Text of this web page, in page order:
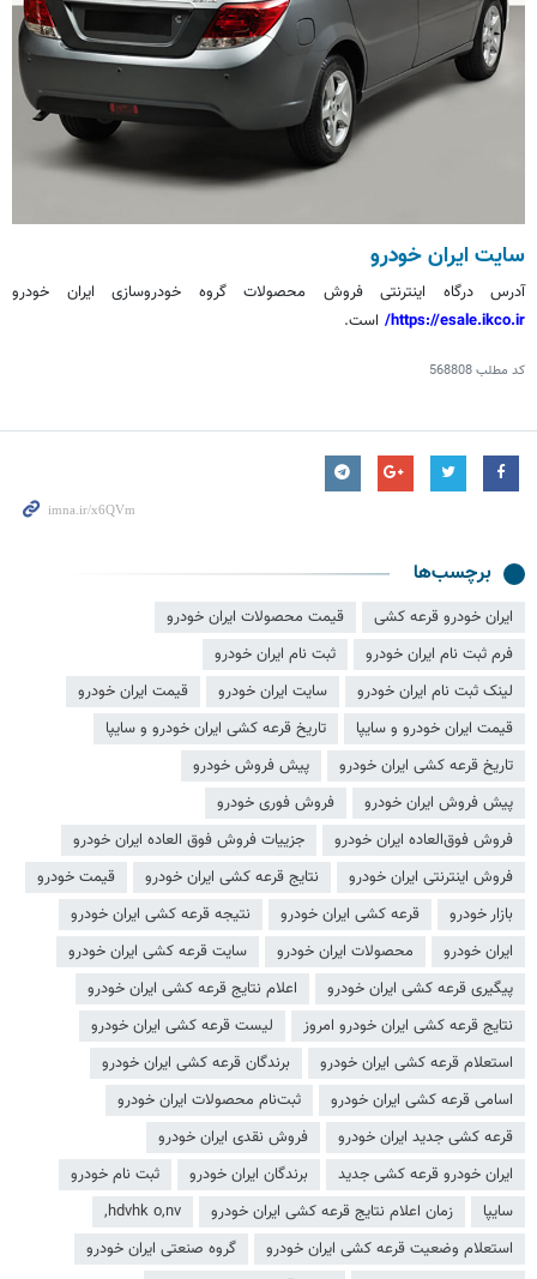
سایت ایران خودرو
آدرس درگاه اینترنتی فروش محصولات گروه خودروسازی ایران خودرو
https://esale.ikco.ir/ است.
کد مطلب568808
برچسب‌ها
ایران خودرو قرعه کشی
قیمت محصولات ایران خودرو
فرم ثبت نام ایران خودرو
ثبت نام ایران خودرو
لینک ثبت نام ایران خودرو
سایت ایران خودرو
قیمت ایران خودرو
قیمت ایران خودرو و سایپا
تاریخ قرعه کشی ایران خودرو و سایپا
تاریخ قرعه کشی ایران خودرو
پیش فروش خودرو
پیش فروش ایران خودرو
فروش فوری خودرو
فروش فوق‌العاده ایران خودرو
جزییات فروش فوق العاده ایران خودرو
فروش اینترنتی ایران خودرو
نتایج قرعه کشی ایران خودرو
قیمت خودرو
بازار خودرو
قرعه کشی ایران خودرو
نتیجه قرعه کشی ایران خودرو
ایران خودرو
محصولات ایران خودرو
سایت قرعه کشی ایران خودرو
پیگیری قرعه کشی ایران خودرو
اعلام نتایج قرعه کشی ایران خودرو
نتایج قرعه کشی ایران خودرو امروز
لیست قرعه کشی ایران خودرو
استعلام قرعه کشی ایران خودرو
برندگان قرعه کشی ایران خودرو
اسامی قرعه کشی ایران خودرو
ثبت‌نام محصولات ایران خودرو
قرعه کشی جدید ایران خودرو
فروش نقدی ایران خودرو
ایران خودرو قرعه کشی جدید
برندگان ایران خودرو
ثبت نام خودرو
سایپا
زمان اعلام نتایج قرعه کشی ایران خودرو
hdvhk o,nv,
استعلام وضعیت قرعه کشی ایران خودرو
گروه صنعتی ایران خودرو